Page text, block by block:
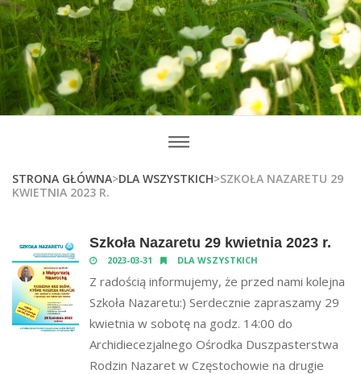
STRONA GŁÓWNA>DLA WSZYSTKICH>SZKOŁA NAZARETU 29
KWIETNIA 2023 R.
Szkoła Nazaretu 29 kwietnia 2023 r.
2023-03-31 DLA WSZYSTKICH
Z radością informujemy, że przed nami kolejna
Szkoła Nazaretu:) Serdecznie zapraszamy 29
kwietnia w sobotę na godz. 14:00 do
Archidiecezjalnego Ośrodka Duszpasterstwa
Rodzin Nazaret w Częstochowie na drugie